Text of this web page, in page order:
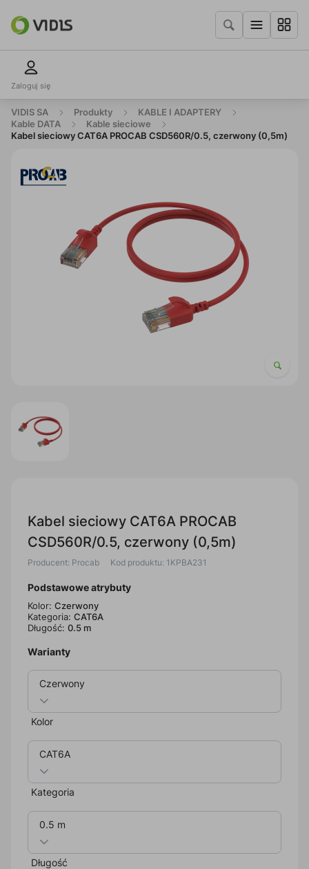
Zaloguj się
VIDIS SA Produkty
KABLE I ADAPTERY
Kable DATA
Kable sieciowe
Kabel sieciowy CAT6A PROCAB CSD560R/0.5, czerwony (0,5m)
Kabel sieciowy CAT6A PROCAB
CSD560R/0.5, czerwony (0,5m)
Producent: Procab Kod produktu: 1KPBA231
Podstawowe atrybuty
Kolor: Czerwony
Kategoria: CAT6A
Długość: 0.5 m
Warianty
Czerwony
Kolor
CAT6A
Kategoria
0.5 m
Długość